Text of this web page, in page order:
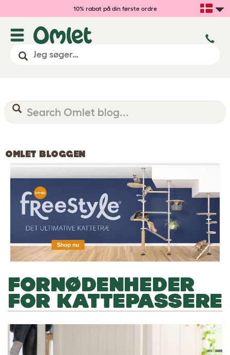
10% rabat på din første ordre
OMLET BLOGGEN
FORNØDENHEDER
FOR KATTEPASSERE